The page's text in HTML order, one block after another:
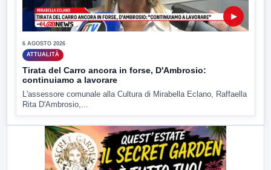
▶
6 AGOSTO 2026
ATTUALITÀ
Tirata del Carro ancora in forse, D'Ambrosio:
continuiamo a lavorare
L'assessore comunale alla Cultura di Mirabella Eclano, Raffaella
Rita D'Ambrosio,...